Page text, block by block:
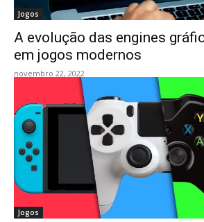
Jogos
A evolução das engines
em jogos modernos
novembro 22, 2022
Jogos